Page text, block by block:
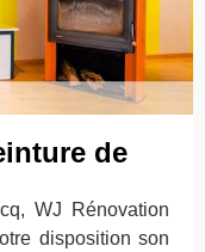
de
WJ Rénovation
disposition son